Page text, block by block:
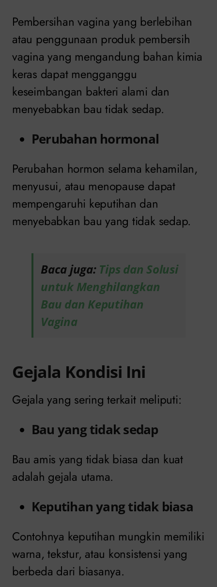
Pembersihan vagina yang berlebihan
atau penggunaan produk pembersih
vagina yang mengandung bahan kimia
keras dapat mengganggu
keseimbangan bakteri alami dan
menyebabkan bau tidak sedap.
Perubahan hormonal
Perubahan hormon selama kehamilan,
menyusui, atau menopause dapat
mempengaruhi keputihan dan
menyebabkan bau yang tidak sedap.
Baca juga: Tips dan Solusi
untuk Menghilangkan
Bau dan Keputihan
Vagina
Gejala Kondisi Ini
Gejala yang sering terkait meliputi:
Bau yang tidak sedap
Bau amis yang tidak biasa dan kuat
adalah gejala utama.
Keputihan yang tidak biasa
Contohnya keputihan mungkin memiliki
warna, tekstur, atau konsistensi yang
berbeda dari biasanya.